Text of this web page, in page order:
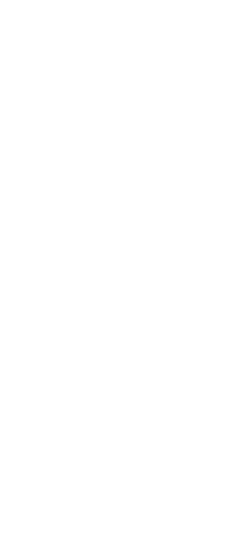
için ideal 20 inç ölçüsündeki bu